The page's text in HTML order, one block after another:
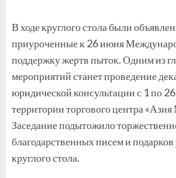
В ходе круглого стола были
приуроченные к 26 июня
поддержку жертв пыток. Одним из
мероприятий станет проведение
юридической консультации с 1 по
территории торгового центра
Заседание подытожило
благодарственных писем и
круглого стола.